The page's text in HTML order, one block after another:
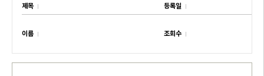
제목 등록일
이름 조회수